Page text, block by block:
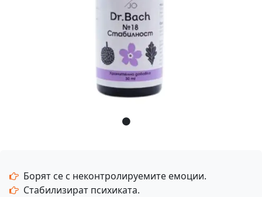
Борят се с неконтролируемите емоции.
Стабилизират психиката.